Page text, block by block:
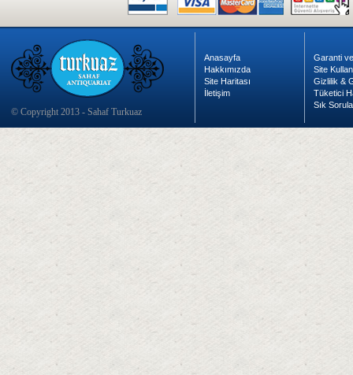
© Copyright 2013 - Sahaf Turkuaz
Anasayfa
Hakkımızda
Site Haritası
İletişim
Garanti
Site
Gizlilik &
Tüketici
Sık